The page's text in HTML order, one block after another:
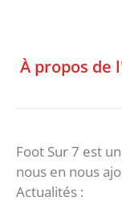
À propos de
Foot Sur 7 est
nous en nous
Actualités :